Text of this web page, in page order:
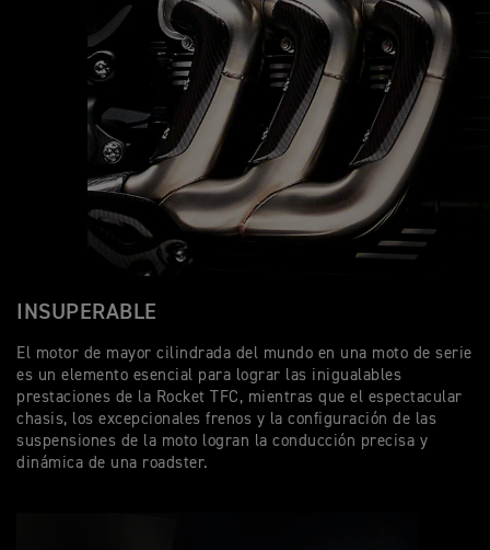
INSUPERABLE
El motor de mayor cilindrada del mundo en una moto de serie
es un elemento esencial para lograr las inigualables
prestaciones de la Rocket TFC, mientras que el espectacular
chasis, los excepcionales frenos y la configuración de las
suspensiones de la moto logran la conducción precisa y
dinámica de una roadster.